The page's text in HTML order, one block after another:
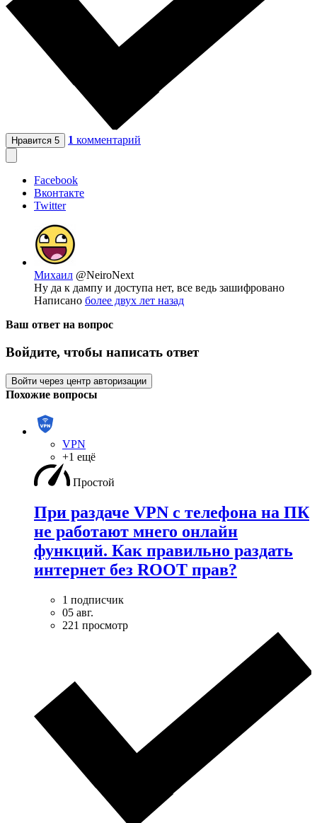
Нравится 5 1 комментарий
Facebook
Вконтакте
Twitter
Михаил @NeiroNext
Ну да к дампу и доступа нет, все ведь зашифровано
Написано более двух лет назад
Ваш ответ на вопрос
Войдите, чтобы написать ответ
Войти через центр авторизации
Похожие вопросы
VPN
+1 ещё
Простой
При раздаче VPN с телефона на ПК
не работают мнего онлайн
функций. Как правильно раздать
интернет без ROOT прав?
1 подписчик
05 авг.
221 просмотр